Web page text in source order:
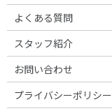
よくある質問
スタッフ紹介
お問い合わせ
プライバシーポリシー